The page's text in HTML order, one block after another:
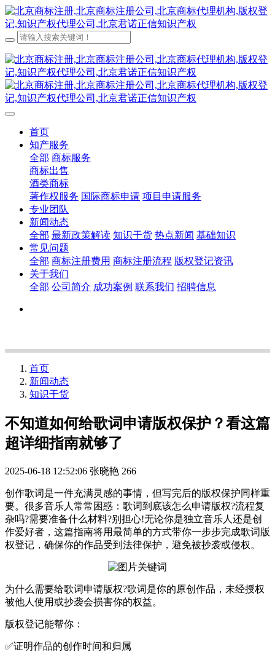
首页
知产服务
全部 商标服务
商标出售
酒类商标
著作权服务 国际商标申请 项目申请服务
专业团队
新闻动态
全部 最新政策解读 知识干货 热点新闻 基础知识
常见问题
全部 商标注册费用 商标注册流程 版权登记资讯
关于我们
全部 公司简介 成功案例 联系我们 招聘信息
首页
新闻动态
知识干货
不知道如何给歌词申请版权保护？看这篇
超详细指南就够了
2025-06-18 12:52:06 张晓艳 266
创作歌词是一件充满灵感的事情，但写完后的版权保护同样重
要。很多音乐人常常困惑：歌词到底该怎么申请版权?流程复
杂吗?需要准备什么材料?别担心!无论你是独立音乐人还是创
作爱好者，这篇指南将用最简单的方式带你一步步完成歌词版
权登记，确保你的作品受到法律保护，避免被抄袭或侵权。
为什么需要给歌词申请版权?歌词是你的原创作品，未经授权
被他人使用或抄袭会损害你的权益。
版权登记能帮你：
✅证明作品的创作时间和归属